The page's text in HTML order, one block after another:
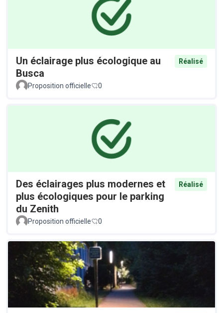
Un éclairage plus écologique au
Busca
Réalisé
Proposition officielle 0
Des éclairages plus modernes et
plus écologiques pour le parking
du Zenith
Réalisé
Proposition officielle 0